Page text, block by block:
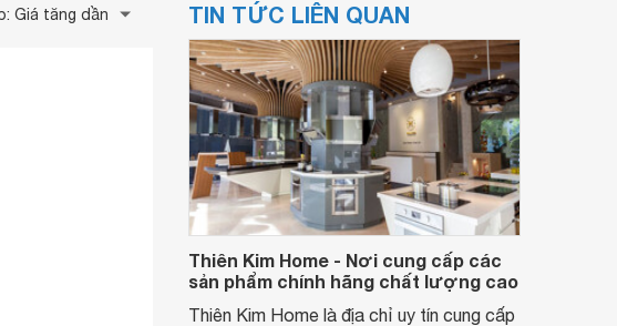
Giá tăng dần TIN TỨC LIÊN QUAN
Thiên Kim Home - Nơi cung cấp các
sản phẩm chính hãng chất lượng cao
Thiên Kim Home là địa chỉ uy tín cung cấp